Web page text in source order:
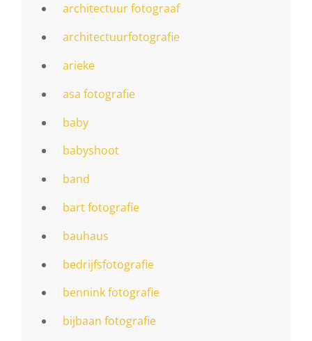
architectuur fotograaf
architectuurfotografie
arieke
asa fotografie
baby
babyshoot
band
bart fotografie
bauhaus
bedrijfsfotografie
bennink fotografie
bijbaan fotografie